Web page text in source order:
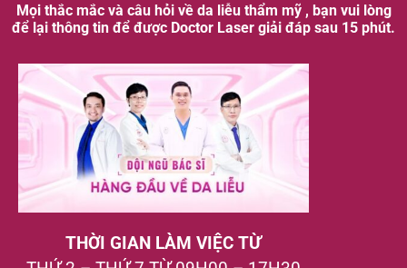
Mọi thắc mắc và câu hỏi về da liễu thẩm mỹ , bạn vui lòng
để lại thông tin để được Doctor Laser giải đáp sau 15 phút.
THỜI GIAN LÀM VIỆC TỪ